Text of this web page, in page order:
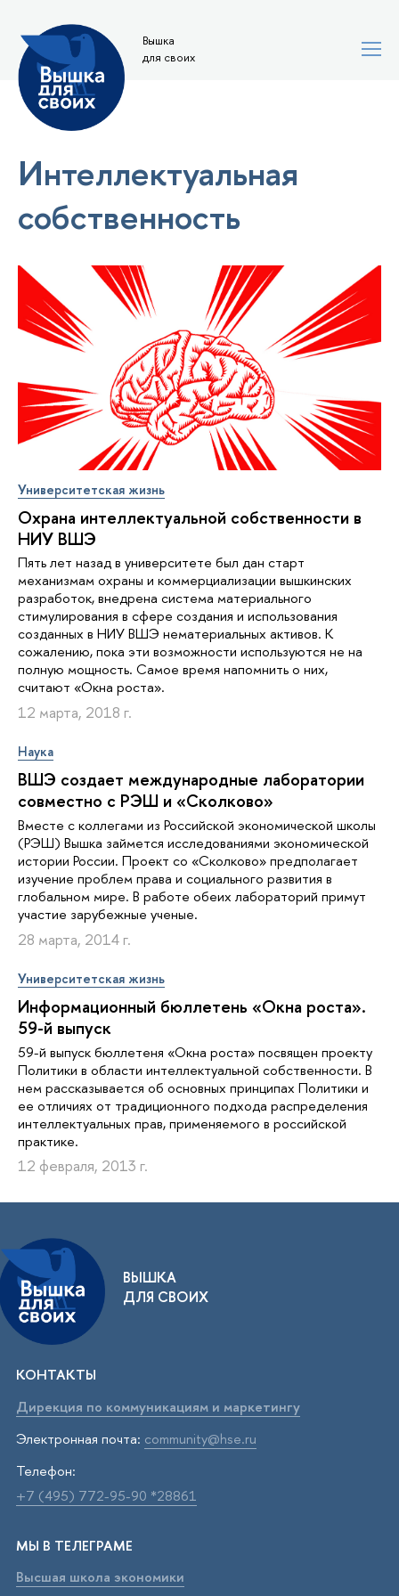
Вышка
для своих
Интеллектуальная
собственность
Университетская жизнь
Охрана интеллектуальной собственности в
НИУ ВШЭ
Пять лет назад в университете был дан старт
механизмам охраны и коммерциализации вышкинских
разработок, внедрена система материального
стимулирования в сфере создания и использования
созданных в НИУ ВШЭ нематериальных активов. К
сожалению, пока эти возможности используются не на
полную мощность. Самое время напомнить о них,
считают «Окна роста».
12 марта, 2018 г.
Наука
ВШЭ создает международные лаборатории
совместно с РЭШ и «Сколково»
Вместе с коллегами из Российской экономической школы
(РЭШ) Вышка займется исследованиями экономической
истории России. Проект со «Сколково» предполагает
изучение проблем права и социального развития в
глобальном мире. В работе обеих лабораторий примут
участие зарубежные ученые.
28 марта, 2014 г.
Университетская жизнь
Информационный бюллетень «Окна роста».
59-й выпуск
59-й выпуск бюллетеня «Окна роста» посвящен проекту
Политики в области интеллектуальной собственности. В
нем рассказывается об основных принципах Политики и
ее отличиях от традиционного подхода распределения
интеллектуальных прав, применяемого в российской
практике.
12 февраля, 2013 г.
ВЫШКА
ДЛЯ СВОИХ
КОНТАКТЫ
Дирекция по коммуникациям и маркетингу
Электронная почта: community@hse.ru
Телефон:
+7 (495) 772-95-90 *28861
МЫ В ТЕЛЕГРАМЕ
Высшая школа экономики